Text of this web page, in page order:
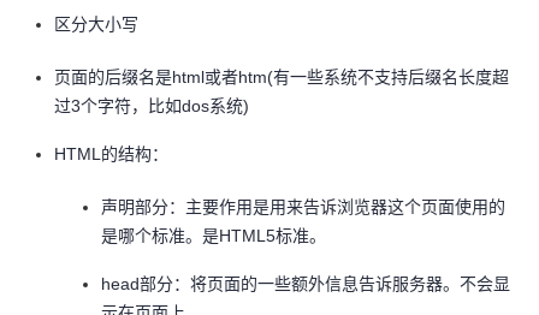
区分大小写
页面的后缀名是html或者htm(有一些系统不支持后缀名长度超
过3个字符，比如dos系统)
HTML的结构：
声明部分：主要作用是用来告诉浏览器这个页面使用的
是哪个标准。是HTML5标准。
head部分：将页面的一些额外信息告诉服务器。不会显